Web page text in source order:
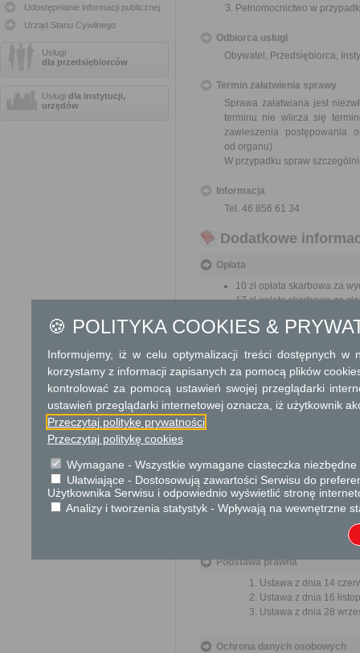
Udostępnianie informacji publicznej
Urząd Stanu Cywilnego
Usługi
dla przedsiębiorców
Usługi dla instytucji,
urzędów
Pełnomocnictwo w
Odbiorca usługi
Obywatel, Przedsiębiorca,
Termin załatwienia sprawy
Sprawa załatwiana jest
terminu nie wlicza się
zawieszenia postępowania
od organu).
W przypadku spraw
Informacja
Tel. 46 856 61 34
Dodatkowe
Opłata
10 zł opłata skarbowa za
17 zł opłata skarbowa za
Tryb odwoławczy
Odwołanie wnosi się do
za pośrednictwem organu,
jego nadania w polskiej
spraw.
Przedmiotem wniosku
usprawnienie pracy i
Organ właściwy dla
Podstawa prawna
Ustawa z dnia 14
Ustawa z dnia 16
Ustawa z dnia 28
Ochrona danych osobowych
🍪 POLITYKA COOKIES &
Informujemy, iż w celu optymalizacji treści dostępnych w
korzystamy z informacji zapisanych za pomocą plików
kontrolować za pomocą ustawień swojej przeglądarki
ustawień przeglądarki internetowej oznacza, iż użytkownik
Przeczytaj politykę prywatności
Przeczytaj politykę cookies
Wymagane - Wszystkie wymagane ciasteczka
Ułatwiające - Dostosowują zawartości Serwisu do
Użytkownika Serwisu i odpowiednio wyświetlić stronę
Analizy i tworzenia statystyk - Wpływają na wewnętrzne